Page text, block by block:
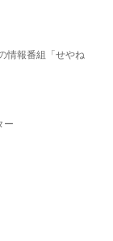
情報番組「せやね
ー